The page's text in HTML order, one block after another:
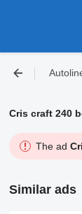
Cris craft 240
The ad
Similar ads